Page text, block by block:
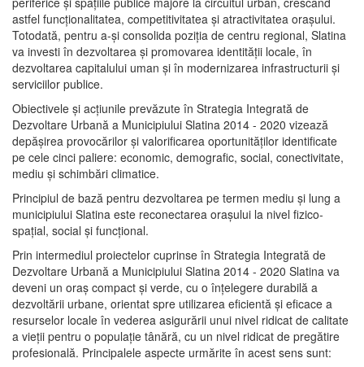
astfel funcţionalitatea, competitivitatea şi atractivitatea oraşului.
Totodată, pentru a-şi consolida poziţia de centru regional, Slatina
va investi în dezvoltarea şi promovarea identităţii locale, în
dezvoltarea capitalului uman şi în modernizarea infrastructurii şi
serviciilor publice.
Obiectivele şi acţiunile prevăzute în Strategia Integrată de
Dezvoltare Urbană a Municipiului Slatina 2014 - 2020 vizează
depășirea provocărilor şi valorificarea oportunităţilor identificate
pe cele cinci paliere: economic, demografic, social, conectivitate,
mediu şi schimbări climatice.
Principiul de bază pentru dezvoltarea pe termen mediu şi lung a
municipiului Slatina este reconectarea oraşului la nivel fizico-
spaţial, social şi funcţional.
Prin intermediul proiectelor cuprinse în Strategia Integrată de
Dezvoltare Urbană a Municipiului Slatina 2014 - 2020 Slatina va
deveni un oraş compact şi verde, cu o înţelegere durabilă a
dezvoltării urbane, orientat spre utilizarea eficientă şi eficace a
resurselor locale în vederea asigurării unui nivel ridicat de calitate
a vieţii pentru o populaţie tânără, cu un nivel ridicat de pregătire
profesională. Principalele aspecte urmărite în acest sens sunt: